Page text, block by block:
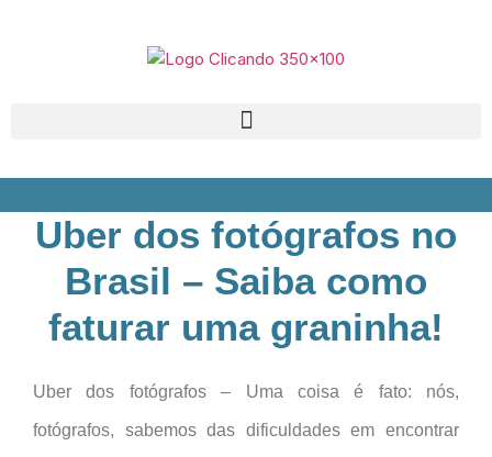
Uber dos fotógrafos no
Brasil – Saiba como
faturar uma graninha!
Uber dos fotógrafos – Uma coisa é fato: nós,
fotógrafos, sabemos das dificuldades em encontrar